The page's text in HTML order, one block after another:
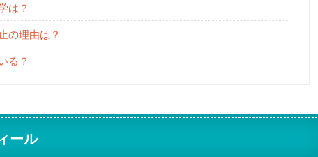
は？
の理由は？
る？
ール